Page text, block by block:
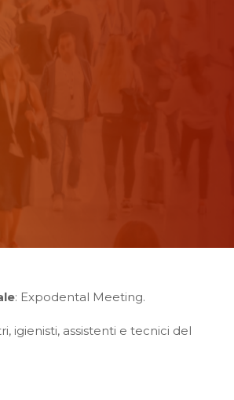
: Expodental Meeting.
igienisti, assistenti e tecnici del